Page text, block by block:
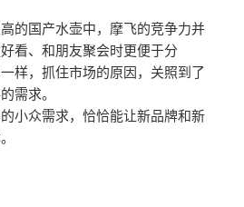
的国产水壶中，摩飞的竞争力并
看、和朋友聚会时更便于分
样，抓住市场的原因，关照到了
需求。
小众需求，恰恰能让新品牌和新